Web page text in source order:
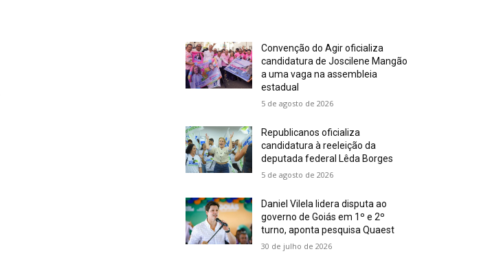
Convenção do Agir oficializa
candidatura de Joscilene Mangão
a uma vaga na assembleia
estadual
5 de agosto de 2026
Republicanos oficializa
candidatura à reeleição da
deputada federal Lêda Borges
5 de agosto de 2026
Daniel Vilela lidera disputa ao
governo de Goiás em 1º e 2º
turno, aponta pesquisa Quaest
30 de julho de 2026